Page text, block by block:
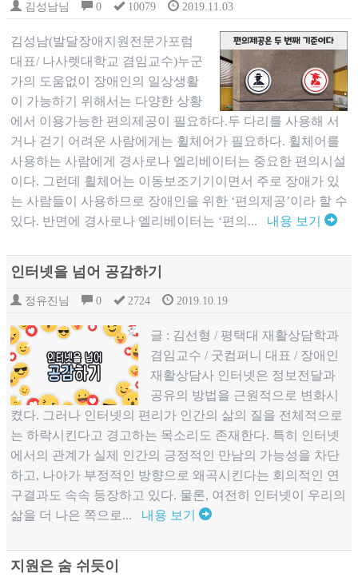
김성남님 0 10079 2019.11.03
김성남(발달장애지원전문가포럼
대표/ 나사렛대학교 겸임교수)누군
가의 도움없이 장애인의 일상생활
이 가능하기 위해서는 다양한 상황
에서 이용가능한 편의제공이 필요하다.두 다리를 사용해 서
거나 걷기 어려운 사람에게는 휠체어가 필요하다. 휠체어를
사용하는 사람에게 경사로나 엘리베이터는 중요한 편의시설
이다. 그런데 휠체어는 이동보조기기이면서 주로 장애가 있
는 사람들이 사용하므로 장애인을 위한 ‘편의제공’이라 할 수
있다. 반면에 경사로나 엘리베이터는 ‘편의... 내용 보기
인터넷을 넘어 공감하기
정유진님 0 2724 2019.10.19
글 : 김선형 / 평택대 재활상담학과
겸임교수 / 굿컴퍼니 대표 / 장애인
재활상담사 인터넷은 정보전달과
공유의 방법을 근원적으로 변화시
켰다. 그러나 인터넷의 편리가 인간의 삶의 질을 전체적으로
는 하락시킨다고 경고하는 목소리도 존재한다. 특히 인터넷
에서의 관계가 실제 인간의 긍정적인 만남의 가능성을 차단
하고, 나아가 부정적인 방향으로 왜곡시킨다는 회의적인 연
구결과도 속속 등장하고 있다. 물론, 여전히 인터넷이 우리의
삶을 더 나은 쪽으로... 내용 보기
지원은 숨 쉬듯이